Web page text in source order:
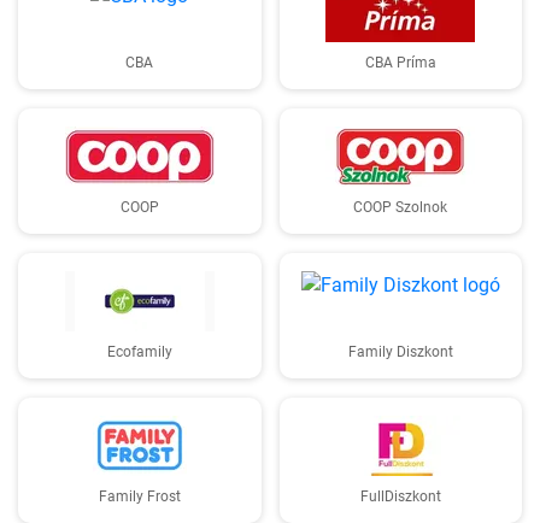
CBA CBA Príma
COOP COOP Szolnok
Ecofamily Family Diszkont
Family Frost FullDiszkont